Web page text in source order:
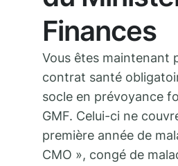
Finances
Vous êtes maintenant
contrat santé
socle en prévoyance
GMF. Celui-ci ne
première année de
CMO », congé de